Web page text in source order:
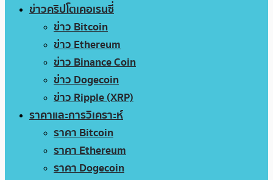
ข่าวคริปโตเคอเรนซี่
ข่าว Bitcoin
ข่าว Ethereum
ข่าว Binance Coin
ข่าว Dogecoin
ข่าว Ripple (XRP)
ราคาและการวิเคราะห์
ราคา Bitcoin
ราคา Ethereum
ราคา Dogecoin